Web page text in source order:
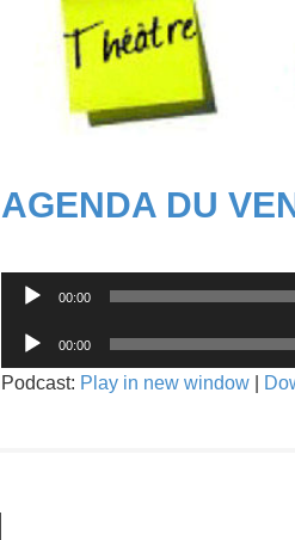
AGENDA DU
Lecteur
audio
00:00
Lecteur
audio
00:00
Podcast: Play in new window